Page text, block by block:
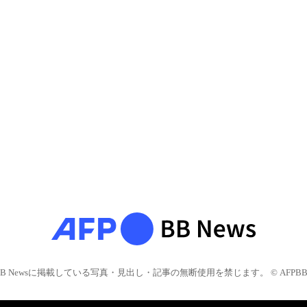
Newsに掲載している写真・見出し・記事の無断使用を禁じます。 © AFPBB